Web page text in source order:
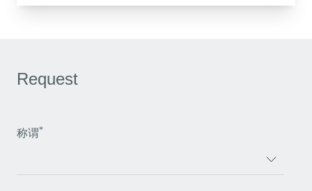
Request
称谓*